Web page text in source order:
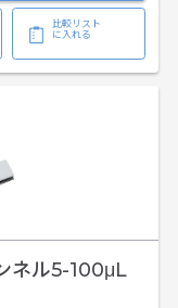
比較リスト
に入れる
ル5-100μL